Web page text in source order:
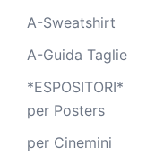
A-Sweatshirt
A-Guida Taglie
*ESPOSITORI*
per Posters
per Cinemini